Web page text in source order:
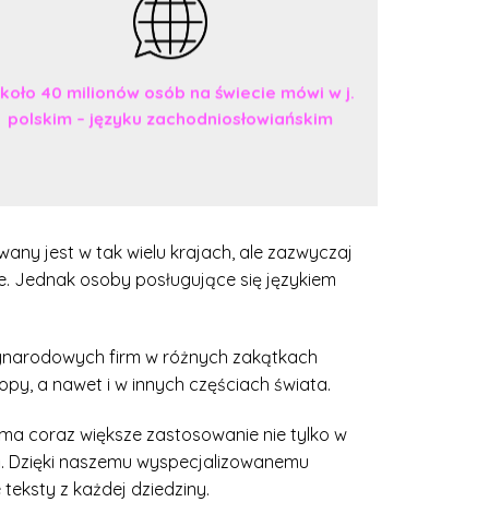
40 milionów osób na świecie mówi w j.
polskim – języku zachodniosłowiańskim
jest w tak wielu krajach, ale zazwyczaj
Jednak osoby posługujące się językiem
firm w różnych zakątkach
a nawet i w innych częściach świata.
coraz większe zastosowanie nie tylko w
naszemu wyspecjalizowanemu
z każdej dziedziny.